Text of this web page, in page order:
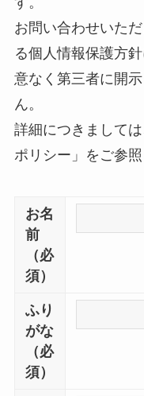
お問い合わせいた
る個人情報保護方
意なく第三者に開
ん。
詳細につきまして
ポリシー」をご参照
お名
前
（必
須）
ふり
がな
（必
須）